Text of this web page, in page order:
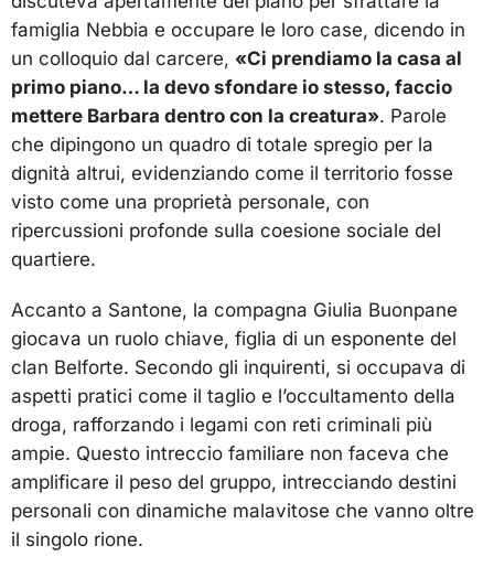
famiglia Nebbia e occupare le loro case, dicendo in
un colloquio dal carcere, «Ci prendiamo la casa al
primo piano… la devo sfondare io stesso, faccio
mettere Barbara dentro con la creatura». Parole
che dipingono un quadro di totale spregio per la
dignità altrui, evidenziando come il territorio fosse
visto come una proprietà personale, con
ripercussioni profonde sulla coesione sociale del
quartiere.
Accanto a Santone, la compagna Giulia Buonpane
giocava un ruolo chiave, figlia di un esponente del
clan Belforte. Secondo gli inquirenti, si occupava di
aspetti pratici come il taglio e l’occultamento della
droga, rafforzando i legami con reti criminali più
ampie. Questo intreccio familiare non faceva che
amplificare il peso del gruppo, intrecciando destini
personali con dinamiche malavitose che vanno oltre
il singolo rione.